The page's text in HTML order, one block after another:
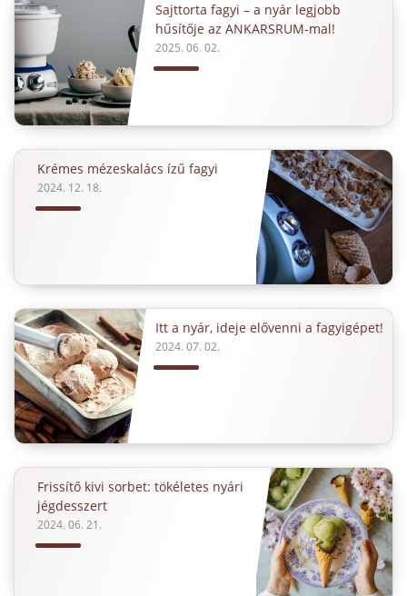
Sajttorta fagyi – a nyár legjobb
hűsítője az ANKARSRUM-mal!
2025. 06. 02.
Krémes mézeskalács ízű fagyi
2024. 12. 18.
Itt a nyár, ideje elővenni a fagyigépet!
2024. 07. 02.
Frissítő kivi sorbet: tökéletes nyári
jégdesszert
2024. 06. 21.